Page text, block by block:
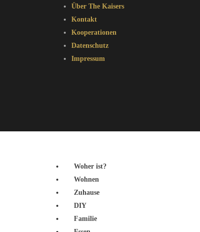
Über The Kaisers
Kontakt
Kooperationen
Datenschutz
Impressum
Woher ist?
Wohnen
Zuhause
DIY
Familie